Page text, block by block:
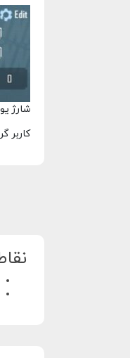
شارژ
کاربر